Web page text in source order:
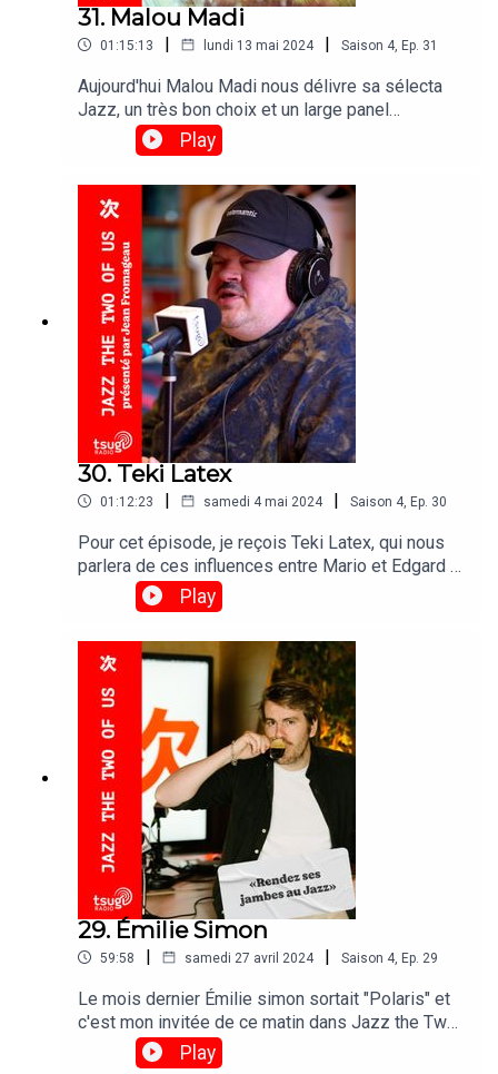
31. Malou Madi
01:15:13 | lundi 13 mai 2024 | Saison 4, Ep. 31
Aujourd'hui Malou Madi nous délivre sa sélecta
Jazz, un très bon choix et un large panel
d'influences.TRACKLIST :01 Nina Simone - Love
Me Or Leave Me02 George Duke - Don't Be Shy
Jarrett - The Köln Concert Part IIc05 Chaka Khan -
Love Has Fallen on Me06 Ray Charles - Come
Rain or Come Shine07 Joao Gilberto - Zingaro08
Miles Davis - Générique (BO de Ascenseur pour
l'échafaud)09 Rihanna - James Joint10 Dinah
Washington - Me and My Gin11 Bilal - When Will
You Call12 Jeanne Moreau - J'ai la Mémoire qui
Flanche13 Freddie Hubbard - Mirrors14 Cautious
Clay, Joshua Karpeh - Ohio15 Errol Garner - All My
Loves Are You16 Anna Wise - Time
Play
30. Teki Latex
01:12:23 | samedi 4 mai 2024 | Saison 4, Ep. 30
Pour cet épisode, je reçois Teki Latex, qui nous
parlera de ces influences entre Mario et Edgard le
détective cambrioleur.TRACKLIST01 The Super
Mario Players feat. Kate Davis - Jump Up, Super
Blues Trottoir - Un Soir De Pluie04 Pacewon - I
Declare War05 Max Tundra - Lights06 北代 桃子 -
FOOT STEPS07 James Darren - The Way You
Look Tonight08 Liliane Davis - Edgar, le détective
cambrioleur09 250 - K.K. Bossa10 Chip n Dale
Rescue Rangers Theme Song11 Tekijazz_00212
Téléchat génerique13 Dj Babatr - The Sound Of
Whisper
Play
29. Émilie Simon
59:58 | samedi 27 avril 2024 | Saison 4, Ep. 29
Le mois dernier Émilie simon sortait "Polaris" et
c'est mon invitée de ce matin dans Jazz the Two
of UsTRACKLIST01_ Sister Rosetta Tharpe - this
train 02_ Bessie smith - nobody knows you when
Play